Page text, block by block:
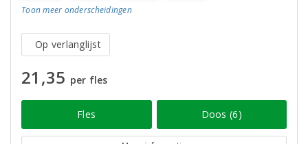
Toon meer onderscheidingen
Op verlanglijst
21,35 per fles
Fles Doos (6)